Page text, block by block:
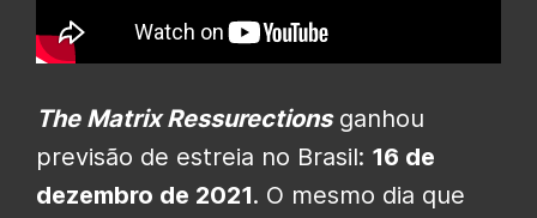
The Matrix Ressurectionsganhou
previsão de estreia no Brasil: 16 de
dezembro de 2021. O mesmo dia que